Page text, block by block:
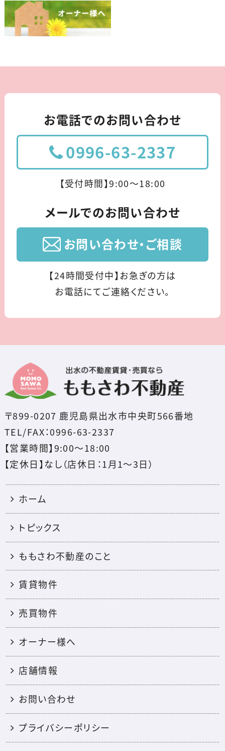
お電話でのお問い合わせ
0996-63-2337
【受付時間】9:00〜18:00
メールでのお問い合わせ
お問い合わせ・ご相談
【24時間受付中】お急ぎの方は
お電話にてご連絡ください。
〒899-0207 鹿児島県出水市中央町566番地
TEL/FAX：0996-63-2337
【営業時間】9:00～18:00
【定休日】なし（店休日：1月1〜3日）
ホーム
トピックス
ももさわ不動産のこと
賃貸物件
売買物件
オーナー様へ
店舗情報
お問い合わせ
プライバシーポリシー